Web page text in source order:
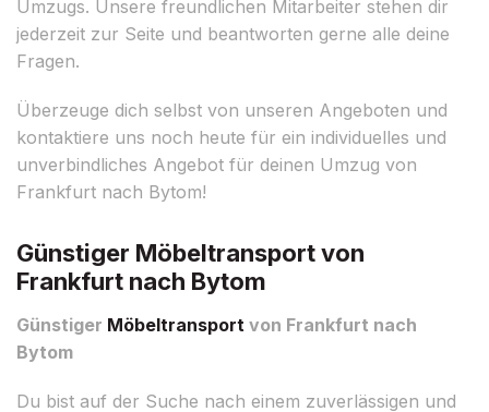
Umzugs. Unsere freundlichen Mitarbeiter stehen dir
jederzeit zur Seite und beantworten gerne alle deine
Fragen.
Überzeuge dich selbst von unseren Angeboten und
kontaktiere uns noch heute für ein individuelles und
unverbindliches Angebot für deinen Umzug von
Frankfurt nach Bytom!
Günstiger Möbeltransport von
Frankfurt nach Bytom
Günstiger Möbeltransport von Frankfurt nach
Bytom
Du bist auf der Suche nach einem zuverlässigen und